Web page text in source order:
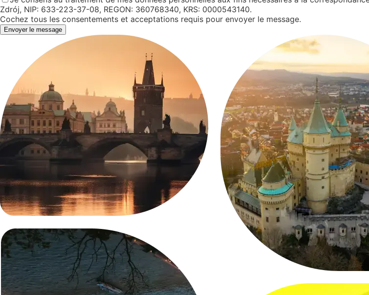
Zdrój, NIP: 633-223-37-08, REGON: 360768340, KRS: 0000543140.
Cochez tous les consentements et acceptations requis pour envoyer le message.
Envoyer le message